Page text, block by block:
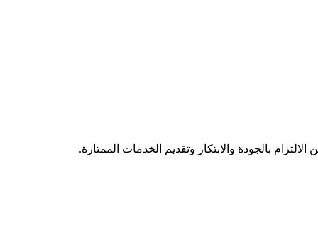
بالجودة والابتكار وتقديم الخدمات الممتازة.